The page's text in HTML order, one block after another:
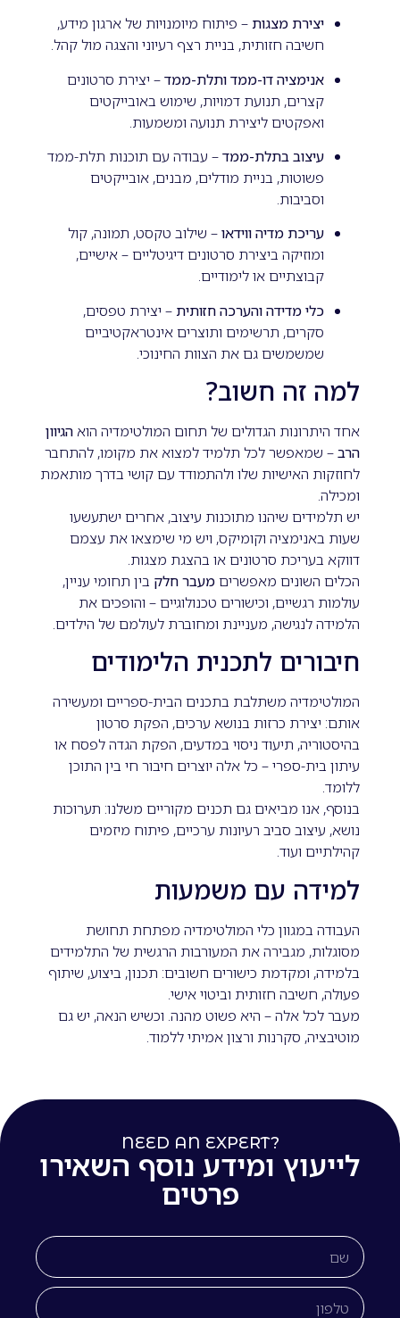
יצירת מצגות – פיתוח מיומנויות של ארגון מידע,
חשיבה חזותית, בניית רצף רעיוני והצגה מול קהל.
אנימציה דו-ממד ותלת-ממד– יצירת סרטונים
קצרים, תנועת דמויות, שימוש באובייקטים
ואפקטים ליצירת תנועה ומשמעות.
עיצוב בתלת-ממד– עבודה עם תוכנות תלת-ממד
פשוטות, בניית מודלים, מבנים, אובייקטים
וסביבות.
עריכת מדיה ווידאו– שילוב טקסט, תמונה, קול
ומוזיקה ביצירת סרטונים דיגיטליים – אישיים,
קבוצתיים או לימודיים.
כלי מדידה והערכה חזותית – יצירת טפסים,
סקרים, תרשימים ותוצרים אינטראקטיביים
שמשמשים גם את הצוות החינוכי.
למה זה חשוב?
אחד היתרונות הגדולים של תחום המולטימדיה הואהגיוון
הרב– שמאפשר לכל תלמיד למצוא את מקומו, להתחבר
לחוזקות האישיות שלו ולהתמודד עם קושי בדרך מותאמת
ומכילה.
יש תלמידים שיהנו מתוכנות עיצוב, אחרים ישתעשעו
שעות באנימציה וקומיקס, ויש מי שימצאו את עצמם
דווקא בעריכת סרטונים או בהצגת מצגות.
הכלים השונים מאפשריםמעבר חלק בין תחומי עניין,
עולמות רגשיים, וכישורים טכנולוגיים – והופכים את
הלמידה לנגישה, מעניינת ומחוברת לעולמם של הילדים.
חיבורים לתכנית הלימודים
המולטימדיה משתלבת בתכנים הבית-ספריים ומעשירה
אותם: יצירת כרזות בנושא ערכים, הפקת סרטון
בהיסטוריה, תיעוד ניסוי במדעים, הפקת הגדה לפסח או
עיתון בית-ספרי – כל אלה יוצרים חיבור חי בין התוכן
ללומד.
בנוסף, אנו מביאים גם תכנים מקוריים משלנו: תערוכות
נושא, עיצוב סביב רעיונות ערכיים, פיתוח מיזמים
קהילתיים ועוד.
למידה עם משמעות
העבודה במגוון כלי המולטימדיה מפתחת תחושת
מסוגלות, מגבירה את המעורבות הרגשית של התלמידים
בלמידה, ומקדמת כישורים חשובים: תכנון, ביצוע, שיתוף
פעולה, חשיבה חזותית וביטוי אישי.
מעבר לכל אלה – היא פשוט מהנה. וכשיש הנאה, יש גם
מוטיבציה, סקרנות ורצון אמיתי ללמוד.
NEED AN EXPERT?
לייעוץ ומידע נוסף השאירו
פרטים